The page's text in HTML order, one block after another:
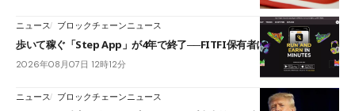
ニュース ブロックチェーンニュース
歩いて稼ぐ「Step App」が4年で終了──FITFI保有者に対応呼びかけ
2026年08月07日 12時12分
ニュース ブロックチェーンニュース